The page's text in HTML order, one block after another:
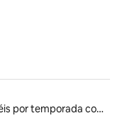
Aluguéis por temporada com caiaque